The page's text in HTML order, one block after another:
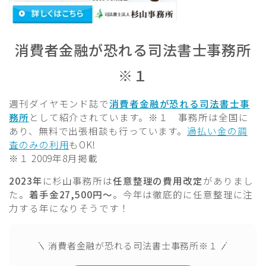
消費者金融が恐れる司法書士事務所
※１
週刊ダイヤモンド誌で消費者金融が恐れる司法書士事
務所 として紹介されています。※１ 事務所は全国に
あり、無料で出張相談も行っています。 過払い金の調
査のみの利用もOK!
※１ 2009年8月掲載
2023年に杉山事務所は任意整理の費用改定がありまし
た。 着手金27,500円～。今年は徹底的に任意整理に注
力する年になりそうです！
消費者金融が恐れる司法書士事務所※１